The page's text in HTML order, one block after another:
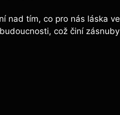
nad tím, co pro nás láska ve
což činí zásnuby